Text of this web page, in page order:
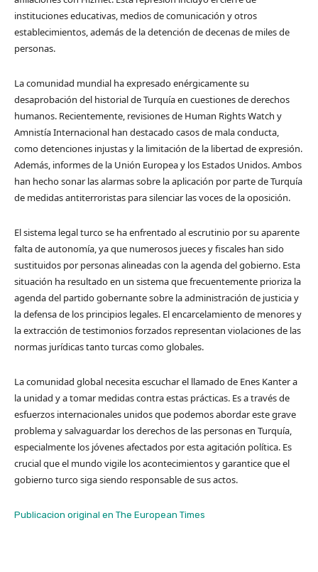
instituciones educativas, medios de comunicación y otros
establecimientos, además de la detención de decenas de miles de
personas.
La comunidad mundial ha expresado enérgicamente su
desaprobación del historial de Turquía en cuestiones de derechos
humanos. Recientemente, revisiones de Human Rights Watch y
Amnistía Internacional han destacado casos de mala conducta,
como detenciones injustas y la limitación de la libertad de expresión.
Además, informes de la Unión Europea y los Estados Unidos. Ambos
han hecho sonar las alarmas sobre la aplicación por parte de Turquía
de medidas antiterroristas para silenciar las voces de la oposición.
El sistema legal turco se ha enfrentado al escrutinio por su aparente
falta de autonomía, ya que numerosos jueces y fiscales han sido
sustituidos por personas alineadas con la agenda del gobierno. Esta
situación ha resultado en un sistema que frecuentemente prioriza la
agenda del partido gobernante sobre la administración de justicia y
la defensa de los principios legales. El encarcelamiento de menores y
la extracción de testimonios forzados representan violaciones de las
normas jurídicas tanto turcas como globales.
La comunidad global necesita escuchar el llamado de Enes Kanter a
la unidad y a tomar medidas contra estas prácticas. Es a través de
esfuerzos internacionales unidos que podemos abordar este grave
problema y salvaguardar los derechos de las personas en Turquía,
especialmente los jóvenes afectados por esta agitación política. Es
crucial que el mundo vigile los acontecimientos y garantice que el
gobierno turco siga siendo responsable de sus actos.
Publicacion original en The European Times